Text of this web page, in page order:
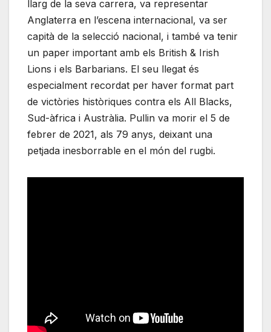
llarg de la seva carrera, va representar
Anglaterra en l’escena internacional, va ser
capità de la selecció nacional, i també va tenir
un paper important amb els British & Irish
Lions i els Barbarians. El seu llegat és
especialment recordat per haver format part
de victòries històriques contra els All Blacks,
Sud-àfrica i Austràlia. Pullin va morir el 5 de
febrer de 2021, als 79 anys, deixant una
petjada inesborrable en el món del rugbi.